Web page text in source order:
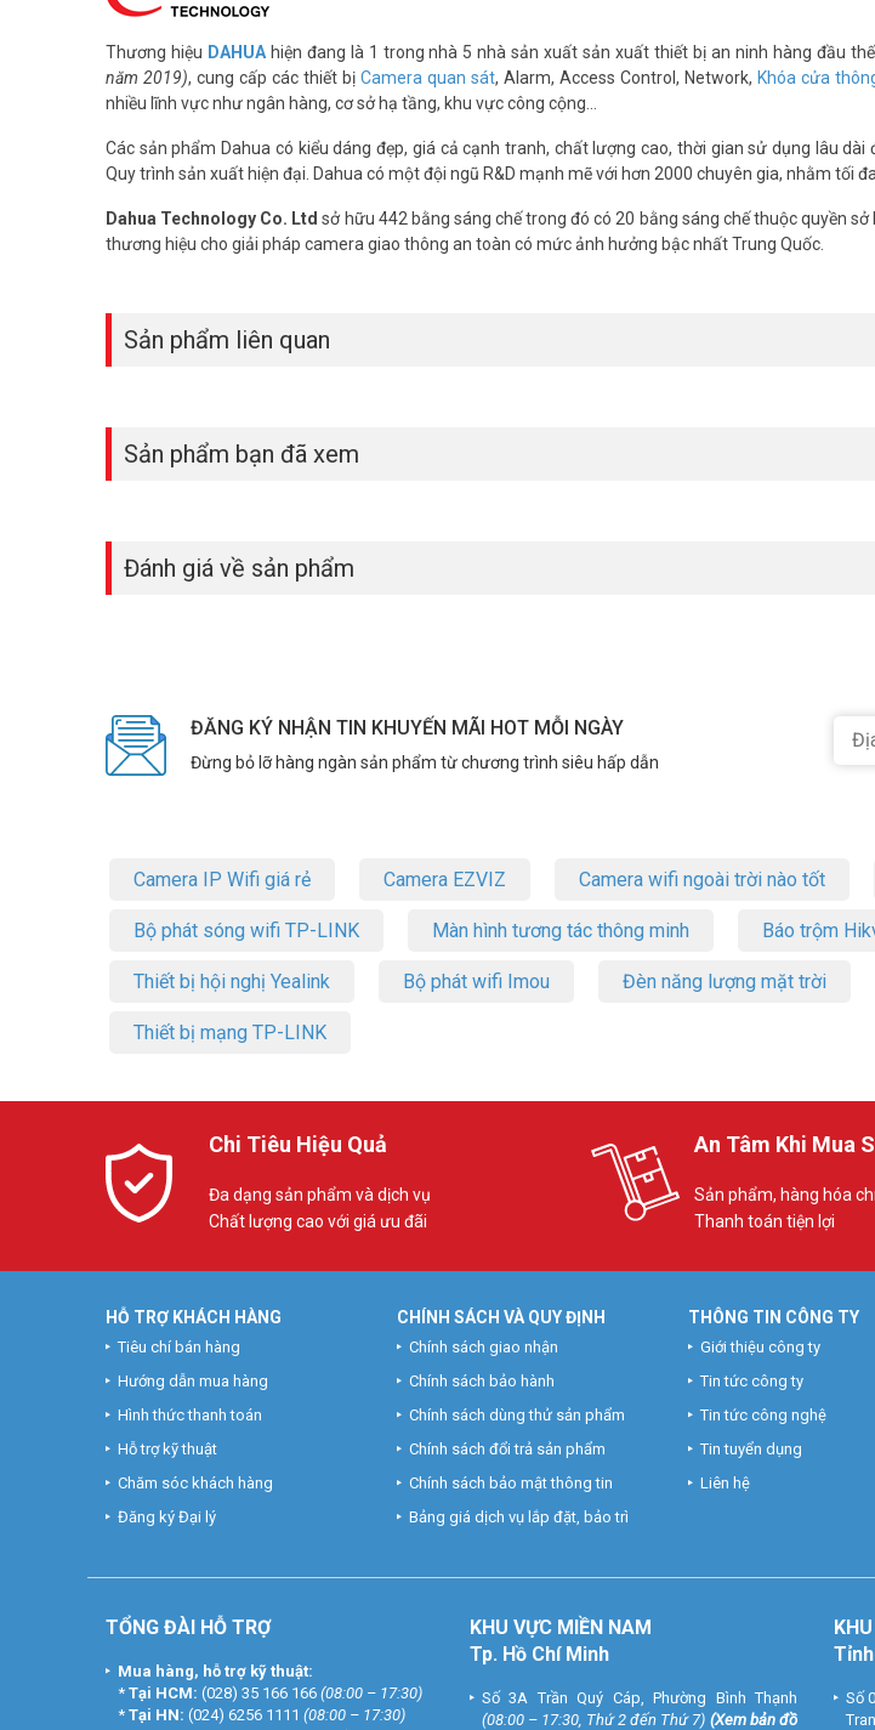
Thương hiệu DAHUAhiện đang là 1 trong nhà 5 nhà sản xuất sản xuất thiết bị an ninh hàng đầu
năm 2019), cung cấp các thiết bị Camera quan sát, Alarm, Access Control, Network, Khóa cửa
nhiều lĩnh vực như ngân hàng, cơ sở hạ tầng, khu vực công cộng…
Các sản phẩm Dahua có kiểu dáng đẹp, giá cả cạnh tranh, chất lượng cao, thời gian sử dụng lâu
Quy trình sản xuất hiện đại. Dahua có một đội ngũ R&D mạnh mẽ với hơn 2000 chuyên gia, nhằm tối
Dahua Technology Co. Ltd sở hữu 442 bằng sáng chế trong đó có 20 bằng sáng chế thuộc quyền
thương hiệu cho giải pháp camera giao thông an toàn có mức ảnh hưởng bậc nhất Trung Quốc.
Sản phẩm liên quan
Sản phẩm bạn đã xem
Đánh giá về sản phẩm
ĐĂNG KÝ NHẬN TIN KHUYẾN MÃI HOT MỖI NGÀY
Đừng bỏ lỡ hàng ngàn sản phẩm từ chương trình siêu hấp dẫn
Camera IP Wifi giá rẻ Camera EZVIZ Camera wifi ngoài trời nào tốt
Bộ phát sóng wifi TP-LINK Màn hình tương tác thông minh Báo trộm
Thiết bị hội nghị Yealink Bộ phát wifi Imou Đèn năng lượng mặt trời
Thiết bị mạng TP-LINK
Chi Tiêu Hiệu Quả
Đa dạng sản phẩm và dịch vụ
Chất lượng cao với giá ưu đãi
An Tâm Khi Mua
Sản phẩm, hàng hóa
Thanh toán tiện lợi
HỖ TRỢ KHÁCH HÀNG
Tiêu chí bán hàng
Hướng dẫn mua hàng
Hình thức thanh toán
Hỗ trợ kỹ thuật
Chăm sóc khách hàng
Đăng ký Đại lý
CHÍNH SÁCH VÀ QUY ĐỊNH
Chính sách giao nhận
Chính sách bảo hành
Chính sách dùng thử sản phẩm
Chính sách đổi trả sản phẩm
Chính sách bảo mật thông tin
Bảng giá dịch vụ lắp đặt, bảo trì
THÔNG TIN CÔNG TY
Giới thiệu công ty
Tin tức công ty
Tin tức công nghệ
Tin tuyển dụng
Liên hệ
TỔNG ĐÀI HỖ TRỢ
Mua hàng, hỗ trợ kỹ thuật:
* Tại HCM: (028) 35 166 166 (08:00 – 17:30)
* Tại HN: (024) 6256 1111 (08:00 – 17:30)
KHU VỰC MIỀN NAM
Tp. Hồ Chí Minh
Số 3A Trần Quý Cáp, Phường Bình Thạnh
(08:00 – 17:30, Thứ 2 đến Thứ 7) (Xem bản đồ
Số